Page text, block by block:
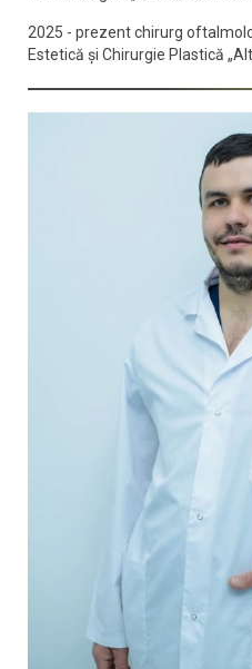
2025 - prezent chirurg
Estetică și Chirurgie Plastică